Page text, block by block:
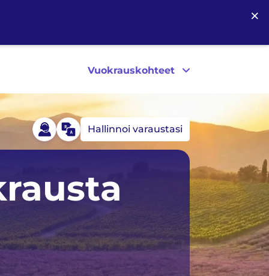
×
Vuokrauskohteet
Irlanti Kanada
Hallinnoi varaustasi